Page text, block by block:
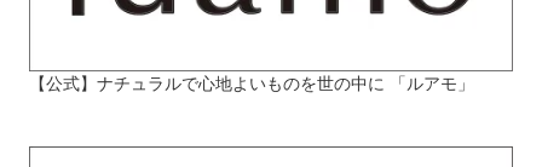
【公式】ナチュラルで心地よいものを世の中に 「ルアモ」